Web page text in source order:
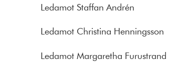
Ledamot Staffan Andrén
Ledamot Christina Henningsson
Ledamot Margaretha Furustrand